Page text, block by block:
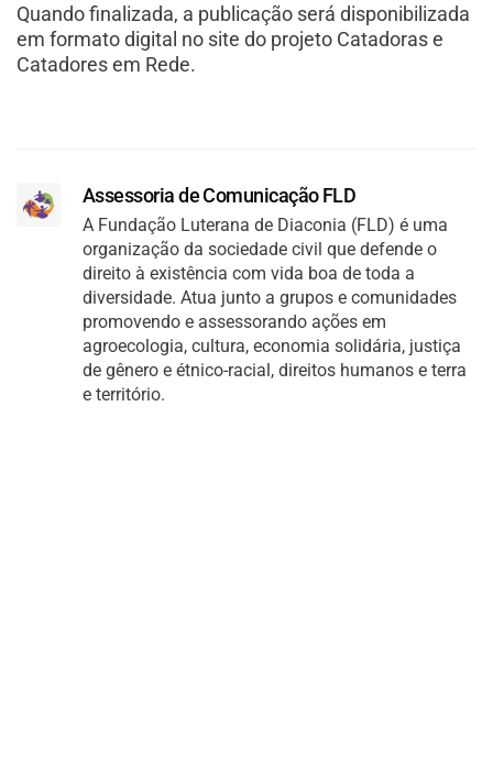
Quando finalizada, a publicação será disponibilizada
em formato digital no site do projeto Catadoras e
Catadores em Rede.
Assessoria de Comunicação FLD
A Fundação Luterana de Diaconia (FLD) é uma
organização da sociedade civil que defende o
direito à existência com vida boa de toda a
diversidade. Atua junto a grupos e comunidades
promovendo e assessorando ações em
agroecologia, cultura, economia solidária, justiça
de gênero e étnico-racial, direitos humanos e terra
e território.